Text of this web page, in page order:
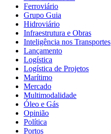
Ferroviário
Grupo Guia
Hidroviário
Infraestrutura e Obras
Inteligência nos Transportes
Lançamento
Logística
Logística de Projetos
Marítimo
Mercado
Multimodalidade
Óleo e Gás
Opinião
Política
Portos